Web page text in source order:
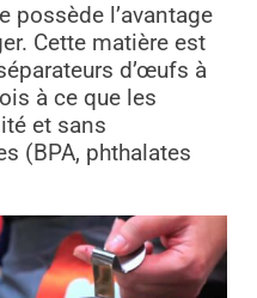
possède l’avantage
Cette matière est
d’œufs à
à ce que les
et sans
(BPA, phthalates